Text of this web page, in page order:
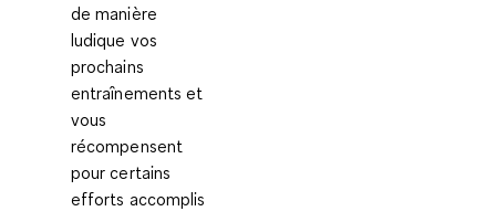
de manière
ludique vos
prochains
entraînements et
vous
récompensent
pour certains
efforts accomplis